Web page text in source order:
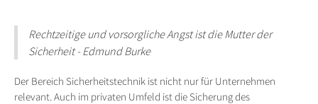
Rechtzeitige und vorsorgliche Angst ist die Mutter der
Sicherheit - Edmund Burke
Der Bereich Sicherheitstechnik ist nicht nur für Unternehmen
relevant. Auch im privaten Umfeld ist die Sicherung des